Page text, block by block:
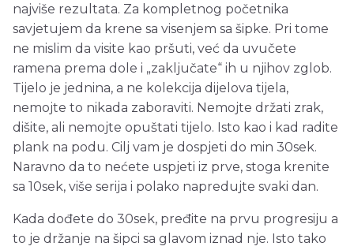
najviše rezultata. Za kompletnog početnika
savjetujem da krene sa visenjem sa šipke. Pri tome
ne mislim da visite kao pršuti, već da uvučete
ramena prema dole i „zaključate“ ih u njihov zglob.
Tijelo je jednina, a ne kolekcija dijelova tijela,
nemojte to nikada zaboraviti. Nemojte držati zrak,
dišite, ali nemojte opuštati tijelo. Isto kao i kad radite
plank na podu. Cilj vam je dospjeti do min 30sek.
Naravno da to nećete uspjeti iz prve, stoga krenite
sa 10sek, više serija i polako napredujte svaki dan.
Kada dođete do 30sek, pređite na prvu progresiju a
to je držanje na šipci sa glavom iznad nje. Isto tako